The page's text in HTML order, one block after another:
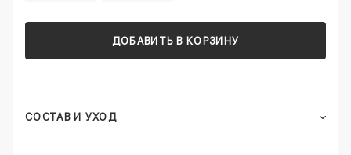
ДОБАВИТЬ В КОРЗИНУ
СОСТАВ И УХОД